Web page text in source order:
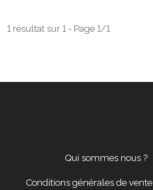
1 résultat sur 1 - Page 1/1
Qui sommes nous ?
Conditions générales de vente